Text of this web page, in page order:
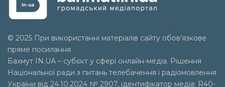
© 2025 При використанні матеріалів сайту обов’язкове
пряме посилання
Бахмут IN.UA – субєкт у сфері онлайн-медіа. Рішення
Національної ради з питань телебачення і радіомовлення
України від 24.10.2024 № 2907, ідентифікатор медіа: R40-